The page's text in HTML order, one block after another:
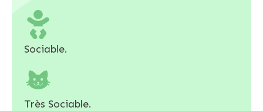
Sociable.
Très Sociable.